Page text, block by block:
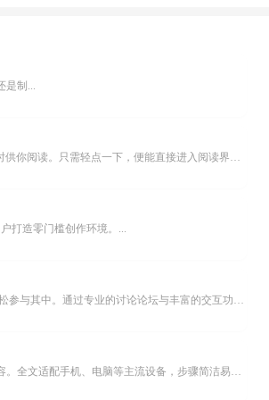
是制...
乐可漫画APP，堪称主打免费与高清的在线漫画阅读神器。其官方版提供海量完整版漫画资源，无论是国内漫画，还是日漫、韩漫、台漫、美漫等国外漫画，应有尽有，随时供你阅读。只需轻点一下，便能直接进入阅读界面。不仅如此，乐可漫画最新版本更新速度极快，在这里，你总能抢先看到全网一手漫画章节内容！...
打造零门槛创作环境。...
米坛社区是专为钟表爱好者打造的交流平台。无论你是初涉钟表领域的普通爱好者，还是拥有多年收藏经验的资深玩家，都能在此找到属于自己的天地。 无需注册，就能轻松参与其中。通过专业的讨论论坛与丰富的交互功能，你可与世界各地的钟表爱好者畅快交流。若你钟情于钟表，米坛社区无疑是值得一试的理想之选。在这里，你能获取最新的手表资讯，交流见解，提升鉴赏品味，让每一块手表都成为收藏故事中重要的一部分。感兴趣的朋友，不要错过下载机会。...
不少影视爱好者都在探寻天天影院观看电视剧的完整方法，结合最新平台使用规则，本篇新手入门攻略全面讲解观看渠道、检索流程、播放设置以及画面模式调整等实用内容。全文适配手机、电脑等主流设备，步骤简洁易懂，无论是初次使用的新手，还是想要优化观影体验的用户，都能参照内容快速上手，熟练掌握平台各项操作技巧，轻松畅享影视内容。...